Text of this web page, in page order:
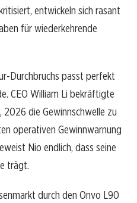
entwickeln sich rasant
für wiederkehrende
Durchbruchs passt perfekt
CEO William Li bekräftigte
die Gewinnschwelle zu
operativen Gewinnwarnung
Nio endlich, dass seine
trägt.
durch den Onvo L90